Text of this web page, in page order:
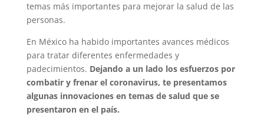
temas más importantes para mejorar la salud de las
personas.
En México ha habido importantes avances médicos
para tratar diferentes enfermedades y
padecimientos. Dejando a un lado los esfuerzos por
combatir y frenar el coronavirus, te presentamos
algunas innovaciones en temas de salud que se
presentaron en el país.